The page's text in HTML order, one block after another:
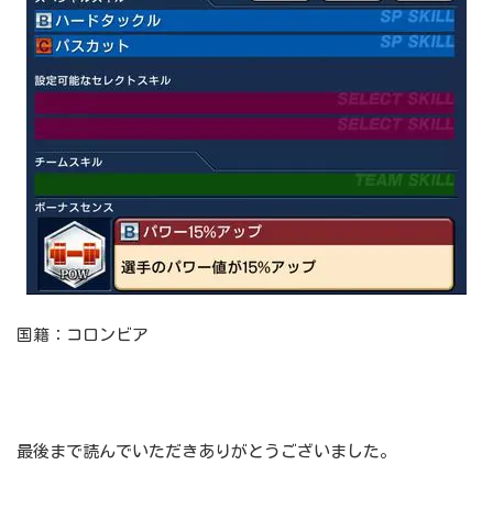
国籍：コロンビア
最後まで読んでいただきありがとうございました。